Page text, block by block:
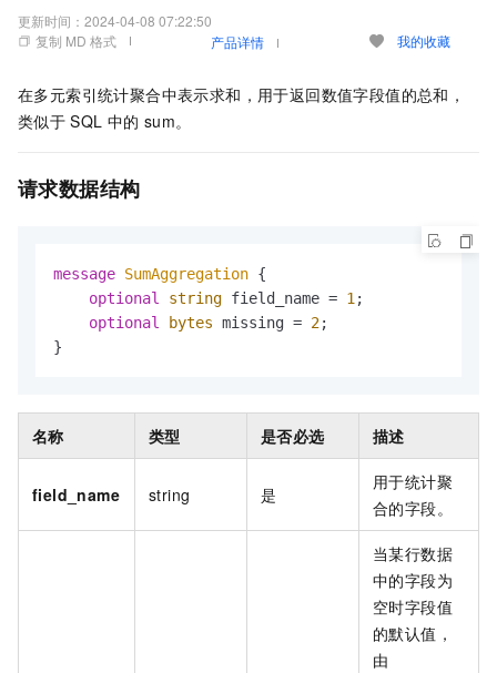
更新时间： 2024-04-08 07:22:50
复制 MD 格式
产品详情 我的收藏
在多元索引统计聚合中表示求和，用于返回数值字段值的总和，
类似于 SQL 中的 sum。
请求数据结构
message SumAggregation {
optional
string field_name = 1 ;
optional
bytes missing = 2;
}
名称 类型 是否必选 描述
field_name string 是
用于统计聚
合的字段。
当某行数据
中的字段为
空时字段值
的默认值，
由